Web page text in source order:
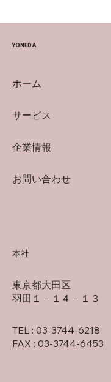
ホーム
サービス
企業情報
お問い合わせ
YONEDA
TEL : 03-3744-6218
FAX : 03-3744-6453
東京都大田区
羽田１－１４－１３
本社